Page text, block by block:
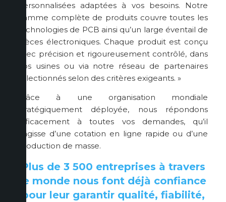
personnalisées adaptées à vos besoins. Notre
gamme complète de produits couvre toutes les
technologies de PCB ainsi qu’un large éventail de
pièces électroniques. Chaque produit est conçu
avec précision et rigoureusement contrôlé, dans
nos usines ou via notre réseau de partenaires
sélectionnés selon des critères exigeants. »
Grâce à une organisation mondiale
stratégiquement déployée, nous répondons
efficacement à toutes vos demandes, qu’il
s’agisse d’une cotation en ligne rapide ou d’une
production de masse.
Plus de 3 500 entreprises à travers
le monde nous font déjà confiance
pour leur garantir qualité, fiabilité,